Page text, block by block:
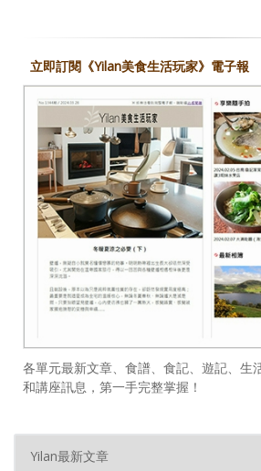
立即訂閱《Yilan美食生活玩家》電子報
各單元最新文章、食譜、食記、遊記、生
和講座訊息，第一手完整掌握！